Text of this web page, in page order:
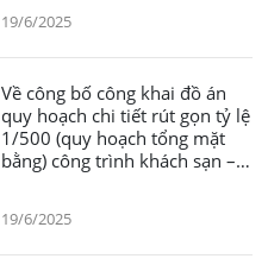
19/6/2025
Về công bố công khai đồ án
quy hoạch chi tiết rút gọn tỷ lệ
1/500 (quy hoạch tổng mặt
bằng) công trình khách sạn –
Ngọc Diện, phường Thảo Điền,
thành phố Thủ Đức
19/6/2025